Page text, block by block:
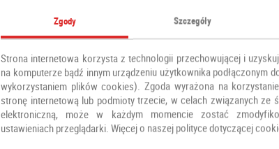
Zgody Szczegóły
Strona internetowa korzysta z technologii przechowującej i
na komputerze bądź innym urządzeniu użytkownika podłączonym
wykorzystaniem plików cookies). Zgoda wyrażona na
stronę internetową lub podmioty trzecie, w celach związanych ze
elektroniczną, może w każdym momencie zostać
ustawieniach przeglądarki. Więcej o naszej polityce dotyczącej